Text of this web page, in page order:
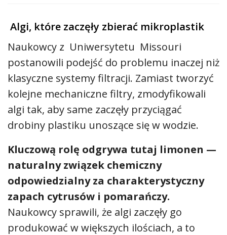
Algi, które zaczęły zbierać mikroplastik
Naukowcy z Uniwersytetu Missouri
postanowili podejść do problemu inaczej niż
klasyczne systemy filtracji. Zamiast tworzyć
kolejne mechaniczne filtry, zmodyfikowali
algi tak, aby same zaczęły przyciągać
drobiny plastiku unoszące się w wodzie.
Kluczową rolę odgrywa tutaj limonen —
naturalny związek chemiczny
odpowiedzialny za charakterystyczny
zapach cytrusów i pomarańczy.
Naukowcy sprawili, że algi zaczęły go
produkować w większych ilościach, a to